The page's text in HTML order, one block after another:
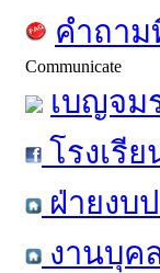
คำถา
Communicate
เบญจม
โรงเรี
ฝ่ายงบ
งานบุค